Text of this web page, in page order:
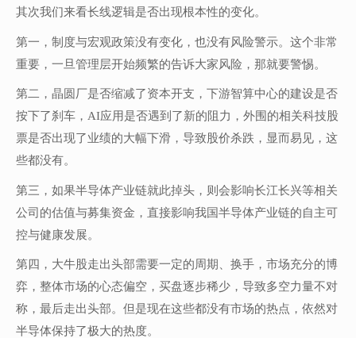
其次我们来看长线逻辑是否出现根本性的变化。
第一，制度与宏观政策没有变化，也没有风险警示。这个非常
重要，一旦管理层开始频繁的告诉大家风险，那就要警惕。
第二，晶圆厂是否缩减了资本开支，下游智算中心的建设是否
按下了刹车，AI应用是否遇到了新的阻力，外围的相关科技股
票是否出现了业绩的大幅下滑，导致股价杀跌，显而易见，这
些都没有。
第三，如果半导体产业链就此掉头，则会影响长江长兴等相关
公司的估值与募集资金，直接影响我国半导体产业链的自主可
控与健康发展。
第四，大牛股走出头部需要一定的周期、换手，市场充分的博
弈，整体市场的心态偏空，买盘逐步稀少，导致多空力量不对
称，最后走出头部。但是现在这些都没有市场的热点，依然对
半导体保持了极大的热度。